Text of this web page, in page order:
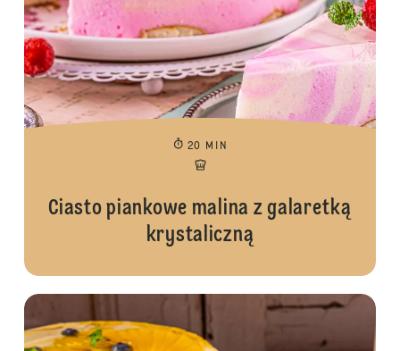
20 MIN
Ciasto piankowe malina z galaretką
krystaliczną